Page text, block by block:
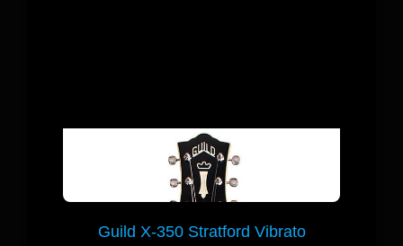
Guild X-350 Stratford Vibrato